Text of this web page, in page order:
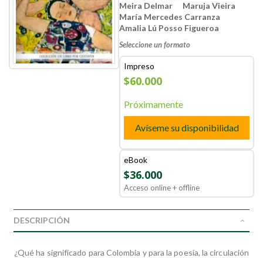
Meira Delmar
Maruja Vieira
María Mercedes Carranza
Amalia Lú Posso Figueroa
Seleccione un formato
Impreso
$60.000
Próximamente
Avíseme su disponibilidad
eBook
$36.000
Acceso online + offline
DESCRIPCIÓN
¿Qué ha significado para Colombia y para la poesía, la circulación